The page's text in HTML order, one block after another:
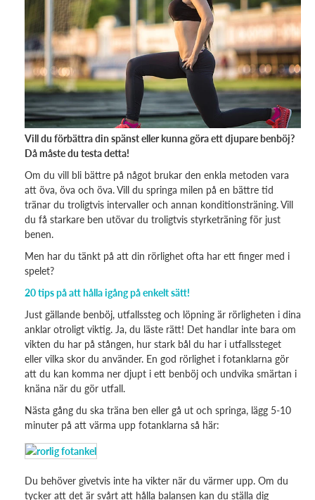
Vill du förbättra din spänst eller kunna göra ett djupare benböj?
Då måste du testa detta!
Om du vill bli bättre på något brukar den enkla metoden vara
att öva, öva och öva. Vill du springa milen på en bättre tid
tränar du troligtvis intervaller och annan konditionsträning. Vill
du få starkare ben utövar du troligtvis styrketräning för just
benen.
Men har du tänkt på att din rörlighet ofta har ett finger med i
spelet?
20 tips på att hålla igång på enkelt sätt!
Just gällande benböj, utfallssteg och löpning är rörligheten i dina
anklar otroligt viktig. Ja, du läste rätt! Det handlar inte bara om
vikten du har på stången, hur stark bål du har i utfallssteget
eller vilka skor du använder. En god rörlighet i fotanklarna gör
att du kan komma ner djupt i ett benböj och undvika smärtan i
knäna när du gör utfall.
Nästa gång du ska träna ben eller gå ut och springa, lägg 5-10
minuter på att värma upp fotanklarna så här:
Du behöver givetvis inte ha vikter när du värmer upp. Om du
tycker att det är svårt att hålla balansen kan du ställa dig